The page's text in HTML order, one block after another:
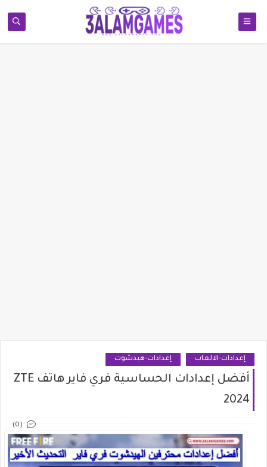
إعدادات-الالعاب إعدادات-هيدشوت
أفضل إعدادات الحساسية فري فاير هاتف ZTE
2024
(0)